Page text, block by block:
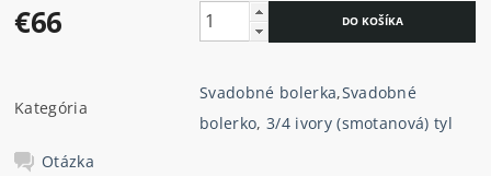
€66
Kategória
Svadobné bolerka,Svadobné
bolerko, 3/4 ivory (smotanová) tyl
Otázka